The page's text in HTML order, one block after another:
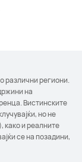
различни региони.
на
Вистинските
но не
како и реалните
се на позадини,